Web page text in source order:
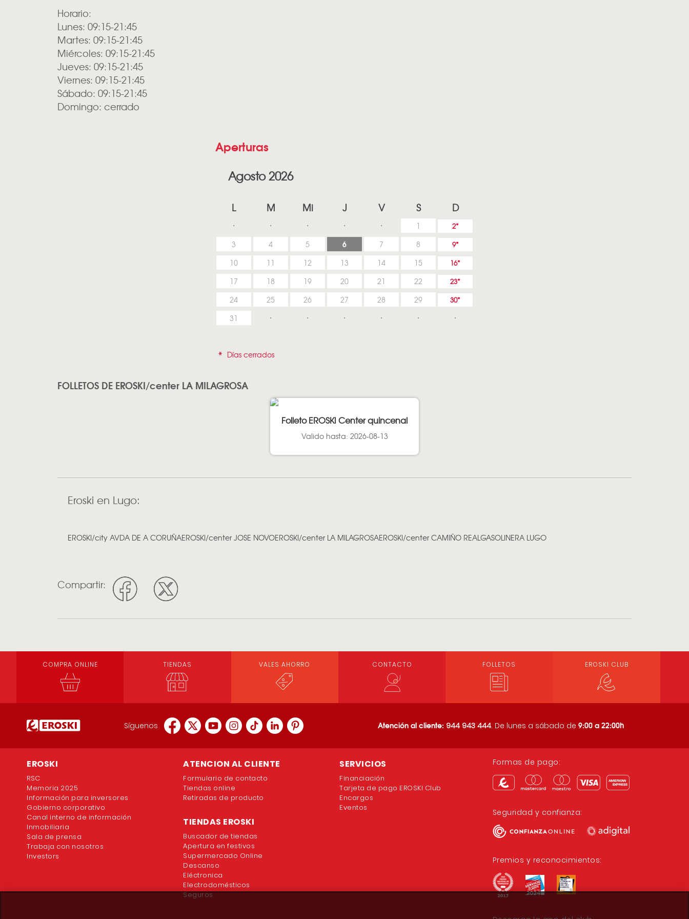
Horario:
Lunes: 09:15-21:45
Martes: 09:15-21:45
Miércoles: 09:15-21:45
Jueves: 09:15-21:45
Viernes: 09:15-21:45
Sábado: 09:15-21:45
Domingo: cerrado
Aperturas
Agosto 2026
L M Mi J V S D
1 2
3 4 5 6 7 8 9
10 11 12 13 14 15 16
17 18 19 20 21 22 23
24 25 26 27 28 29 30
31
* Días cerrados
FOLLETOS DE EROSKI/center LA MILAGROSA
Folleto EROSKI Center quincenal
Valido hasta: 2026-08-13
Eroski en Lugo:
EROSKI/city AVDA DE A CORUÑAEROSKI/center JOSE NOVOEROSKI/center LA MILAGROSAEROSKI/center CAMIÑO REALGASOLINERA LUGO
Compartir:
COMPRA ONLINE TIENDAS VALES AHORRO CONTACTO FOLLETOS EROSKI CLUB
Síguenos Atención al cliente: 944 943 444. De lunes a sábado de 9:00 a 22:00h
EROSKI
RSC
Memoria 2025
Información para inversores
Gobierno corporativo
Canal interno de información
Inmobiliaria
Sala de prensa
Trabaja con nosotros
Investors
ATENCION AL CLIENTE
Formulario de contacto
Tiendas online
Retiradas de producto
TIENDAS EROSKI
Buscador de tiendas
Apertura en festivos
Supermercado Online
Descanso
Eléctronica
Electrodomésticos
Seguros
SERVICIOS
Financiación
Tarjeta de pago EROSKI Club
Encargos
Eventos
Formas de pago:
Seguridad y confianza:
Premios y reconocimientos: